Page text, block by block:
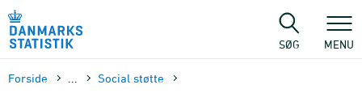
sidens
SØG MENU
Forside Social støtte